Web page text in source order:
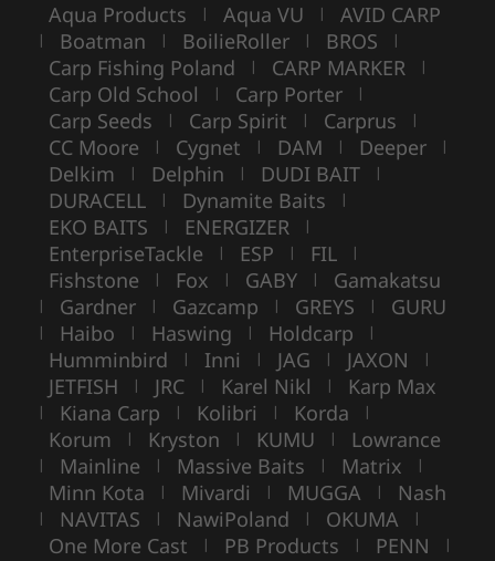
Aqua Products | Aqua VU | AVID CARP
| Boatman | BoilieRoller | BROS |
Carp Fishing Poland | CARP MARKER |
Carp Old School | Carp Porter |
Carp Seeds | Carp Spirit | Carprus |
CC Moore | Cygnet | DAM | Deeper |
Delkim | Delphin | DUDI BAIT |
DURACELL | Dynamite Baits |
EKO BAITS | ENERGIZER |
EnterpriseTackle | ESP | FIL |
Fishstone | Fox | GABY | Gamakatsu
| Gardner | Gazcamp | GREYS | GURU
| Haibo | Haswing | Holdcarp |
Humminbird | Inni | JAG | JAXON |
JETFISH | JRC | Karel Nikl | Karp Max
| Kiana Carp | Kolibri | Korda |
Korum | Kryston | KUMU | Lowrance
| Mainline | Massive Baits | Matrix |
Minn Kota | Mivardi | MUGGA | Nash
| NAVITAS | NawiPoland | OKUMA |
One More Cast | PB Products | PENN |